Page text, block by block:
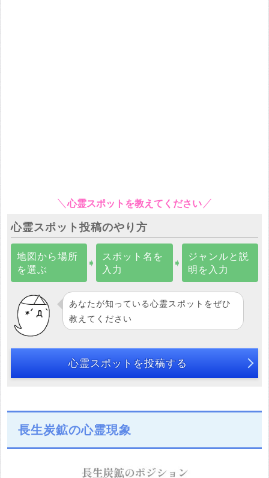
心霊スポットを教えてください
心霊スポット投稿のやり方
地図から場所
を選ぶ
➧
スポット名を
入力
➧
ジャンルと説
明を入力
あなたが知っている心霊スポットをぜひ
教えてください
心霊スポットを投稿する
長生炭鉱の心霊現象